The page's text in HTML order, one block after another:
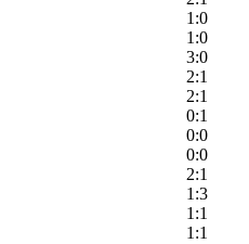
1:0
1:0
3:0
2:1
2:1
0:1
0:0
0:0
2:1
1:3
1:1
1:1